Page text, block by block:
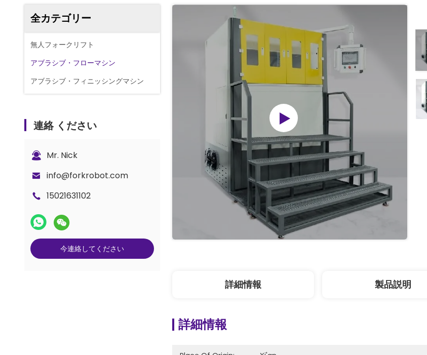
全カテゴリー
無人フォークリフト
アブラシブ・フローマシン
アブラシブ・フィニッシングマシン
連絡 ください
Mr. Nick
info@forkrobot.com
15021631102
今連絡してください
詳細情報 製品説明
詳細情報